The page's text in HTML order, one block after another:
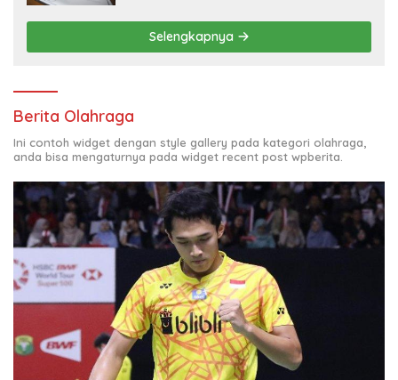
Selengkapnya
Berita Olahraga
Ini contoh widget dengan style gallery pada kategori olahraga,
anda bisa mengaturnya pada widget recent post wpberita.